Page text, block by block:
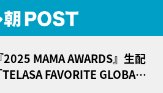
MAMA AWARDS』生配
FAVORITE GLOBAL